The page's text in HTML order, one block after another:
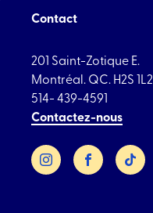
Contact
201 Saint-Zotique E.
Montréal. QC. H2S 1L2
514- 439-4591
Contactez-nous
InstagramFacebookTikTok